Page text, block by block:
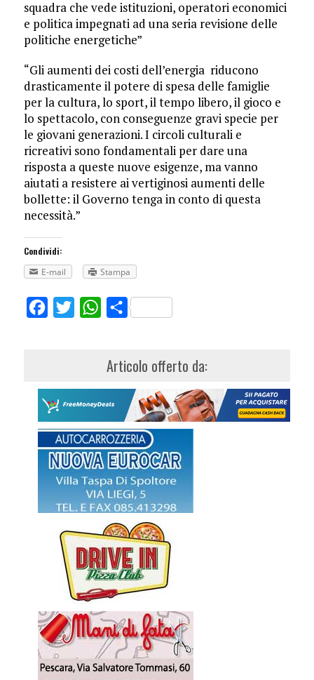
squadra che vede istituzioni, operatori economici
e politica impegnati ad una seria revisione delle
politiche energetiche”
“Gli aumenti dei costi dell’energia riducono
drasticamente il potere di spesa delle famiglie
per la cultura, lo sport, il tempo libero, il gioco e
lo spettacolo, con conseguenze gravi specie per
le giovani generazioni. I circoli culturali e
ricreativi sono fondamentali per dare una
risposta a queste nuove esigenze, ma vanno
aiutati a resistere ai vertiginosi aumenti delle
bollette: il Governo tenga in conto di questa
necessità.”
Condividi:
E-mail
Stampa
FacebookTwitterWhatsApp
Share
Articolo offerto da: